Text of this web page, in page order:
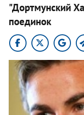
"Дортмунский
поединок